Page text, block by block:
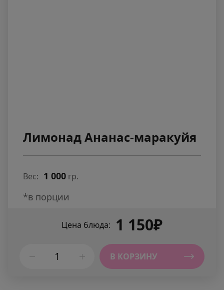
Лимонад Ананас-маракуйя
Вес: 1 000 гр.
*в порции
Цена блюда: 1 150₽
В КОРЗИНУ